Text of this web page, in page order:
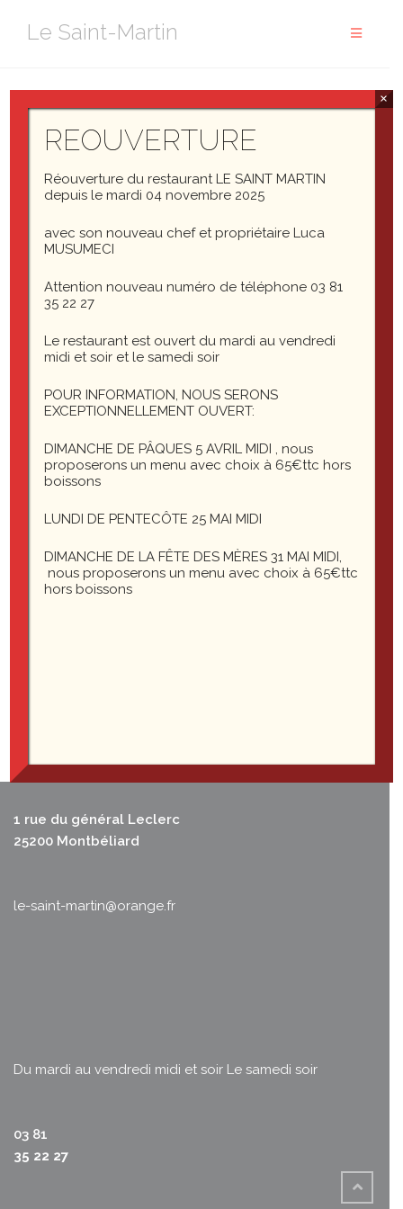
Le Saint-Martin
This is a sticky post.
There are a few things to verify:
The sticky post should be
comparison to normal posts. You can style the
.sticky
post_class()
function to generate your post classes, which is
They should show at the very top of the blog
index page, even though they could be several
posts back chronologically.
They should still show up again in their
without the sticky indicator.
If you have a plugin or widget that lists popular
post is not always at the top of those lists
1 rue du général Leclerc
25200 Montbéliard
le-saint-martin@orange.fr
Du mardi au vendredi midi et soir Le samedi soir
03 81
35 22 27
REOUVERTURE
Réouverture du restaurant LE SAINT MARTIN
depuis le mardi 04 novembre 2025
avec son nouveau chef et propriétaire Luca
MUSUMECI
Attention nouveau numéro de téléphone 03 81
35 22 27
Le restaurant est ouvert du mardi au vendredi
midi et soir et le samedi soir
POUR INFORMATION, NOUS SERONS
EXCEPTIONNELLEMENT OUVERT:
DIMANCHE DE PÂQUES 5 AVRIL MIDI , nous
proposerons un menu avec choix à 65€ttc hors
boissons
LUNDI DE PENTECÔTE 25 MAI MIDI
DIMANCHE DE LA FÊTE DES MÈRES 31 MAI MIDI,
nous proposerons un menu avec choix à 65€ttc
hors boissons
×